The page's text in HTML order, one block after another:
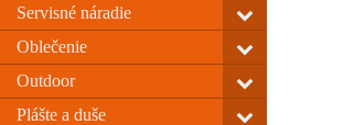
Servisné náradie
Oblečenie
Outdoor
Plášte a duše